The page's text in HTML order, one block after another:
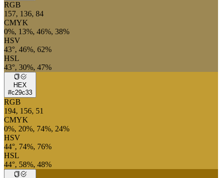
RGB
157, 136, 84
CMYK
0%, 13%, 46%, 38%
HSV
43°, 46%, 62%
HSL
43°, 30%, 47%
HEX
#c29c33
RGB
194, 156, 51
CMYK
0%, 20%, 74%, 24%
HSV
44°, 74%, 76%
HSL
44°, 58%, 48%